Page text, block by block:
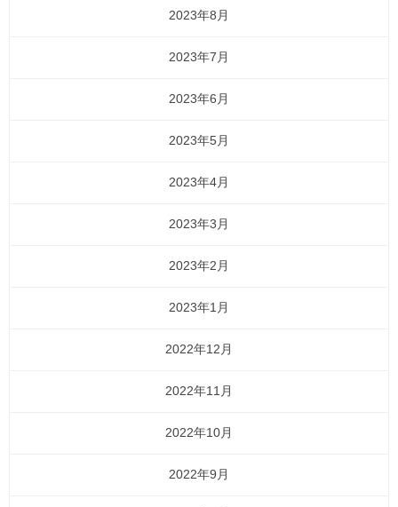
2023年8月
2023年7月
2023年6月
2023年5月
2023年4月
2023年3月
2023年2月
2023年1月
2022年12月
2022年11月
2022年10月
2022年9月